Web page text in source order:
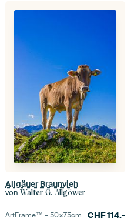
Allgäuer Braunvieh
von Walter G. Allgöwer
ArtFrame™ –50×75cm CHF114.-